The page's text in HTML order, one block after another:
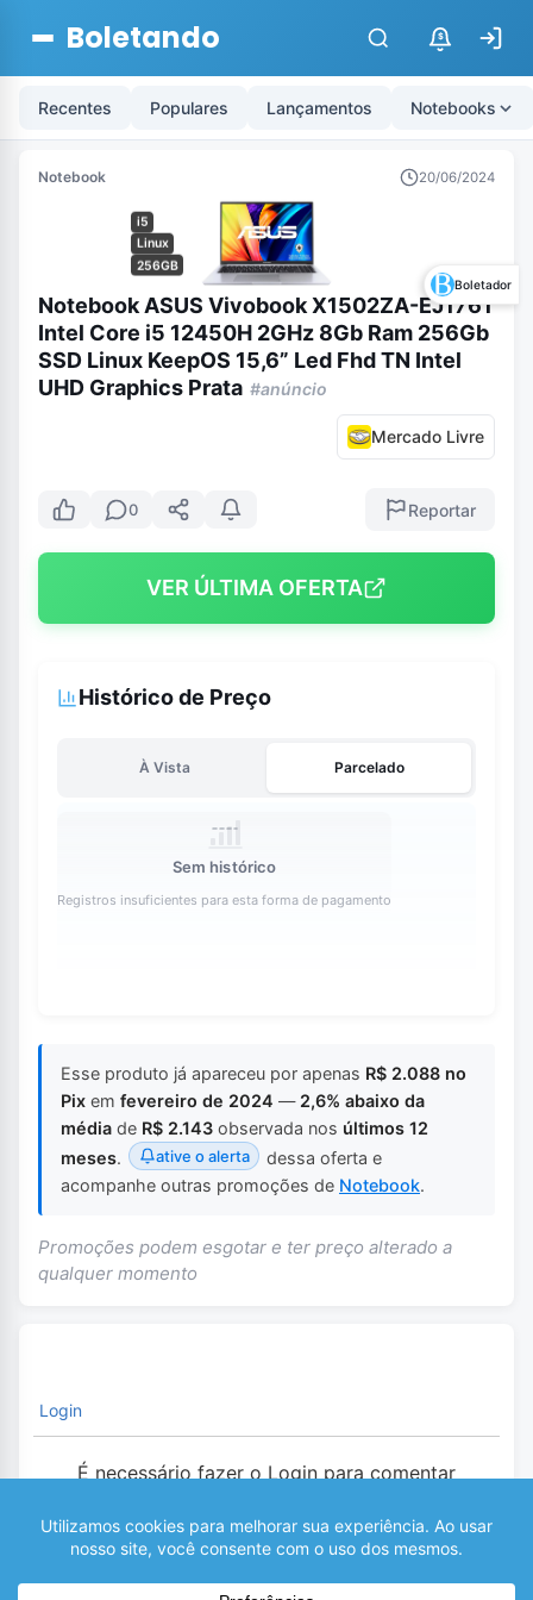
Boletando $
Recentes Populares Lançamentos Notebooks
Notebook 20/06/2024
i5
Linux
256GB
Boletador
Notebook ASUS Vivobook X1502ZA-EJ1761
Intel Core i5 12450H 2GHz 8Gb Ram 256Gb
SSD Linux KeepOS 15,6” Led Fhd TN Intel
UHD Graphics Prata #anúncio
Mercado Livre
0 Reportar
VER ÚLTIMA OFERTA
Histórico de Preço
À Vista Parcelado
Sem histórico
Registros insuficientes para esta forma de pagamento
Esse produto já apareceu por apenas R$ 2.088 no
Pix em fevereiro de 2024 — 2,6% abaixo da
média de R$ 2.143 observada nos últimos 12
meses. ative o alerta
dessa oferta e
acompanhe outras promoções de Notebook.
Promoções podem esgotar e ter preço alterado a
qualquer momento
Login
É necessário fazer o Login para comentar
0 COMENTÁRIOS